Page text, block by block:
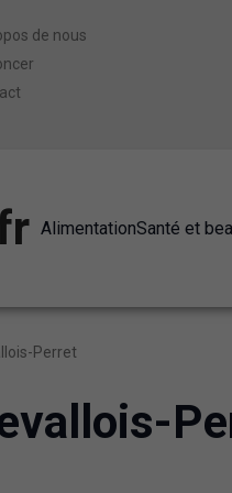
de nous
AlimentationSanté et
Perret